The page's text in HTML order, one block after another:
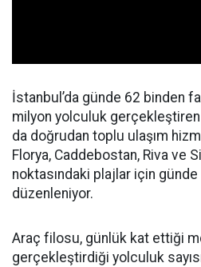
İstanbul’da günde 62 binden
milyon yolculuk gerçekleştiren
da doğrudan toplu ulaşım
Florya, Caddebostan, Riva ve
noktasındaki plajlar için
düzenleniyor.
Araç filosu, günlük kat ettiği
gerçekleştirdiği yolculuk